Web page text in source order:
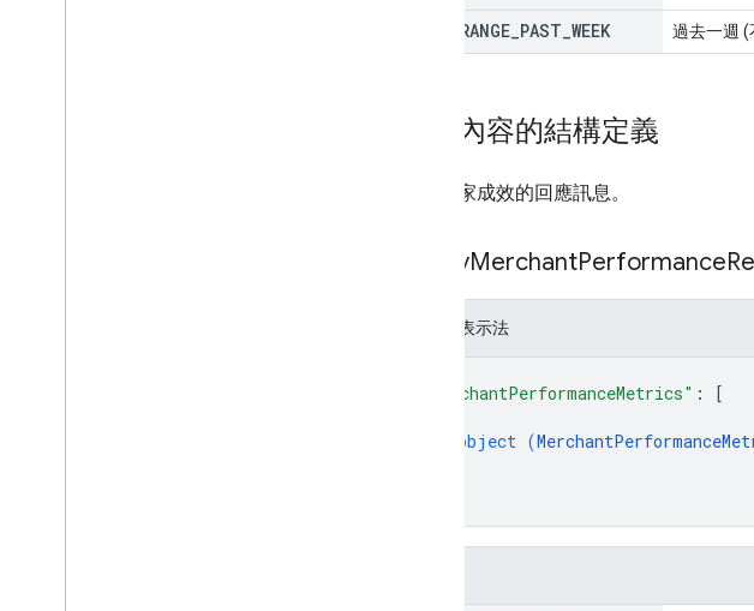
RANGE PAST WEEK 過去一週 (
輸出內容的結構定義
查詢商家成效的回應訊息。
QueryMerchantPerformance
JSON 表示法
"merchantPerformanceMetrics" :
[
object (